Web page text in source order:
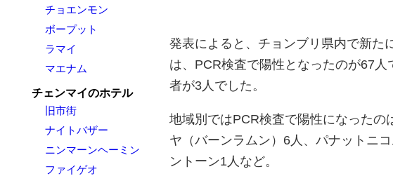
チョエンモン
ボープット
ラマイ
マエナム
チェンマイのホテル
旧市街
ナイトバザー
ニンマーンヘーミン
ファイゲオ
発表によると、チョンブリ県内で新た
は、PCR検査で陽性となったのが67
者が3人でした。
地域別ではPCR検査で陽性になったの
ヤ（バーンラムン）6人、パナットニ
ントーン1人など。